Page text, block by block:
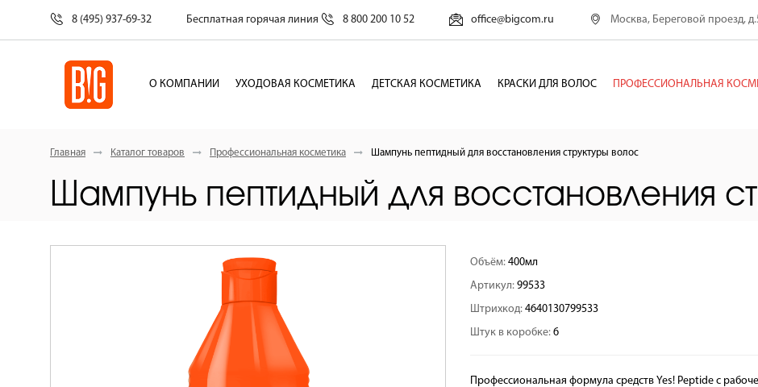
8 (495) 937-69-32 Бесплатная горячая линия 8 800 200 10 52 office@bigcom.ru Москва, Береговой проезд,
О КОМПАНИИ УХОДОВАЯ КОСМЕТИКА ДЕТСКАЯ КОСМЕТИКА КРАСКИ ДЛЯ ВОЛОС ПРОФЕССИОНАЛЬНАЯ
Главная Каталог товаров Профессиональная косметика Шампунь пептидный для восстановления структуры волос
Шампунь пептидный для восстановления
Объём: 400мл
Артикул: 99533
Штрихкод: 4640130799533
Штук в коробке: 6
Профессиональная формула средств Yes! Peptide с